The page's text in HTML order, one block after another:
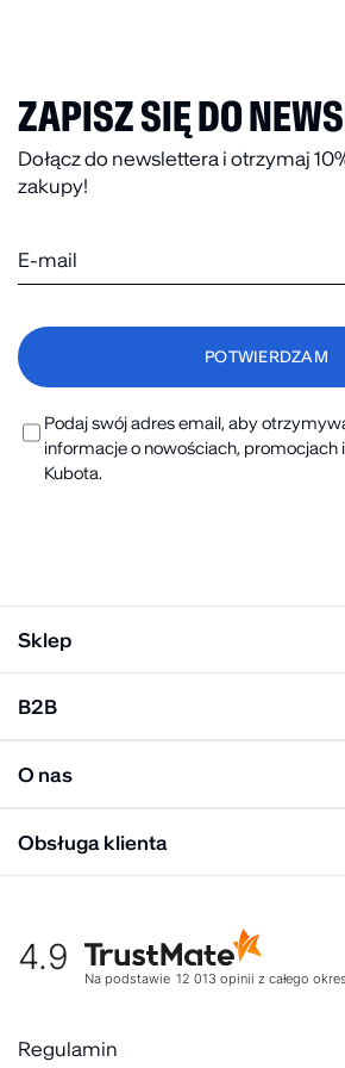
ZAPISZ SIĘ DO
Dołącz do newslettera i otrzymaj
zakupy!
Podaj swój adres email, aby
informacje o nowościach,
Kubota.
Sklep
Klapki męskie
Mężczyzna
B2B
Panel hurtowy
O nas
Biuro prasowe
Kultura organizacyjna
Rekrutujemy
Obsługa klienta
Warunki dostawy
Zwroty
Gdzie kupić
4.9
Na podstawie 12 013 opinii z całego
Regulamin